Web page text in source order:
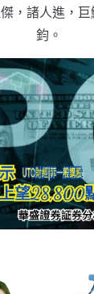
，諸人進，
鈞。